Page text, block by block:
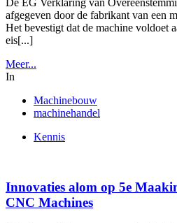
afgegeven door de fabrikant van een
Het bevestigt dat de machine voldoet
eis[...]
Meer...
In
Machinebouw
machinehandel
Kennis
Innovaties alom op 5e
CNC Machines